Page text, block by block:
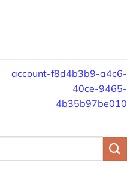
account-f8d4b3b9-a4c6-
40ce-9465-
4b35b97be010